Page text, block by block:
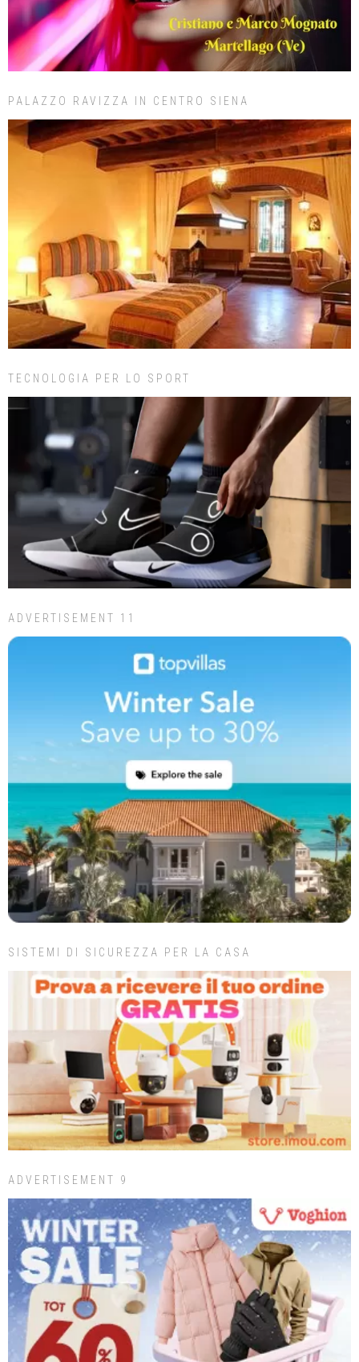
PALAZZO RAVIZZA IN CENTRO SIENA
TECNOLOGIA PER LO SPORT
ADVERTISEMENT 11
SISTEMI DI SICUREZZA PER LA CASA
ADVERTISEMENT 9